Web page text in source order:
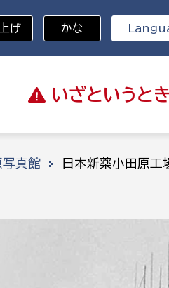
いざと いうと
マップ 避難
財産管理
げ かな
写真館 日本新薬小田原工